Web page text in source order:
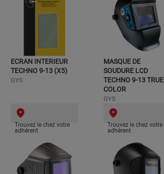
ECRAN INTERIEUR
TECHNO 9-13 (X5)
GYS
Trouvez le chez votre
adhérent
MASQUE DE
SOUDURE LCD
TECHNO 9-13 TRUE
COLOR
GYS
Trouvez le chez votre
adhérent